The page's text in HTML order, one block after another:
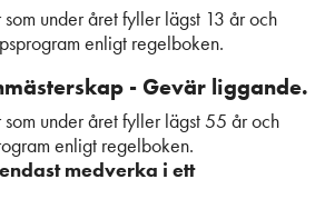
under året fyller lägst 13 år och
enligt regelboken.
- Gevär liggande.
under året fyller lägst 55 år och
enligt regelboken.
medverka i ett